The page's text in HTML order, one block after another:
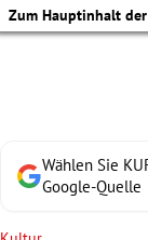
Zum Hauptinhalt
Wählen Sie
Google-Quelle